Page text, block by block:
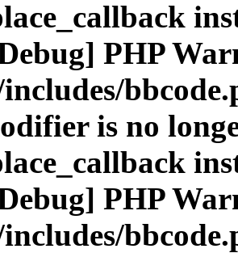
PHP
is no
PHP